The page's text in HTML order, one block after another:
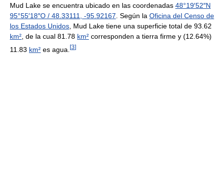
Mud Lake se encuentra ubicado en las coordenadas 48°19′52″N
95°55′18″O / 48.33111 -95.92167 . Según la Oficina del Censo de
los Estados Unidos , Mud Lake tiene una superficie total de 93.62
km² , de la cual 81.78 km² corresponden a tierra firme y (12.64%)
11.83 km² es agua. [3]